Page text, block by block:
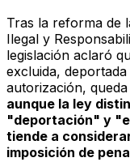
Tras la reforma de
Ilegal y
legislación aclaró
excluida,
autorización,
aunque la ley
"deportación" y
tiende a
imposición de